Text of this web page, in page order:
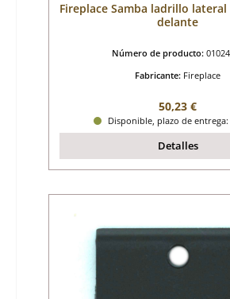
Fireplace Samba ladrillo lateral
delante
Número de producto:
Fabricante: Fireplace
Precio normal:
50,23 €
Disponible, plazo de entrega:
Detalles